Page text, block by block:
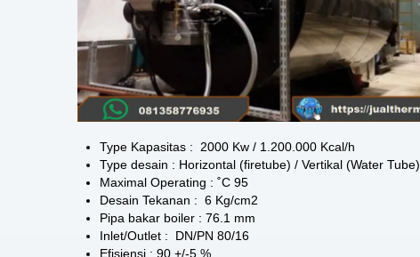
Type Kapasitas : 2000 Kw / 1.200.000 Kcal/h
Type desain : Horizontal (firetube) / Vertikal (Water Tube)
Maximal Operating : ˚C 95
Desain Tekanan : 6 Kg/cm2
Pipa bakar boiler : 76.1 mm
Inlet/Outlet : DN/PN 80/16
Efisiensi : 90 +/-5 %